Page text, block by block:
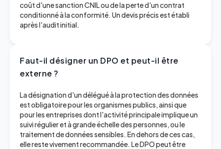
coût d'une sanction CNIL ou de la perte d'un contrat
conditionné à la conformité. Un devis précis est établi
après l'audit initial.
Faut-il désigner un DPO et peut-il être
externe ?
La désignation d'un délégué à la protection des données
est obligatoire pour les organismes publics, ainsi que
pour les entreprises dont l'activité principale implique un
suivi régulier et à grande échelle des personnes, ou le
traitement de données sensibles. En dehors de ces cas,
elle reste vivement recommandée. Le DPO peut être